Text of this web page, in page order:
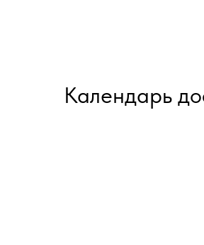
Календарь